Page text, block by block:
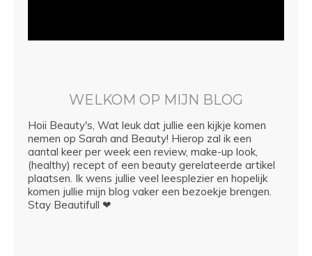
WELKOM OP MIJN BLOG
Hoii Beauty's, Wat leuk dat jullie een kijkje komen
nemen op Sarah and Beauty! Hierop zal ik een
aantal keer per week een review, make-up look,
(healthy) recept of een beauty gerelateerde artikel
plaatsen. Ik wens jullie veel leesplezier en hopelijk
komen jullie mijn blog vaker een bezoekje brengen.
Stay Beautifull ❤